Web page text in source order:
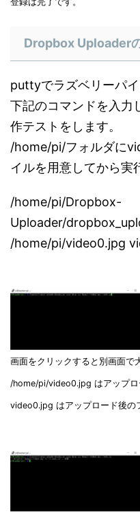
Dropbox Uploader
puttyでラズベリーパイ
下記のコマンドを入
作テストをします。
/home/pi/フォルダに
イルを用意してから実
/home/pi/Dropbox-
Uploader/
/home/pi/video0.jpg
画面をクリックすると別画面で
/home/pi/video0.jpg はアップロ
video0.jpg はアップロード後の